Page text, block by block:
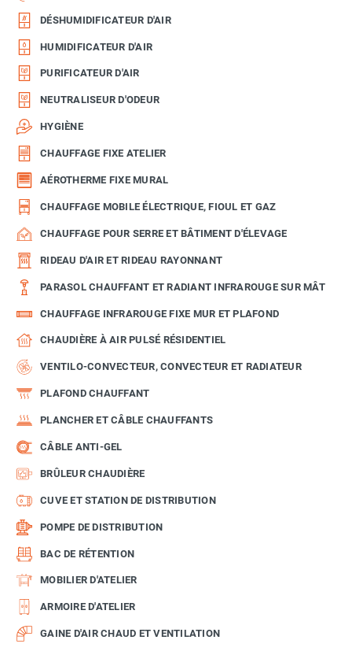
DÉSHUMIDIFICATEUR D'AIR
HUMIDIFICATEUR D'AIR
PURIFICATEUR D'AIR
NEUTRALISEUR D'ODEUR
HYGIÈNE
CHAUFFAGE FIXE ATELIER
AÉROTHERME FIXE MURAL
CHAUFFAGE MOBILE ÉLECTRIQUE, FIOUL ET GAZ
CHAUFFAGE POUR SERRE ET BÂTIMENT D'ÉLEVAGE
RIDEAU D'AIR ET RIDEAU RAYONNANT
PARASOL CHAUFFANT ET RADIANT INFRAROUGE SUR MÂT
CHAUFFAGE INFRAROUGE FIXE MUR ET PLAFOND
CHAUDIÈRE À AIR PULSÉ RÉSIDENTIEL
VENTILO-CONVECTEUR, CONVECTEUR ET RADIATEUR
PLAFOND CHAUFFANT
PLANCHER ET CÂBLE CHAUFFANTS
CÂBLE ANTI-GEL
BRÛLEUR CHAUDIÈRE
CUVE ET STATION DE DISTRIBUTION
POMPE DE DISTRIBUTION
BAC DE RÉTENTION
MOBILIER D'ATELIER
ARMOIRE D'ATELIER
GAINE D'AIR CHAUD ET VENTILATION